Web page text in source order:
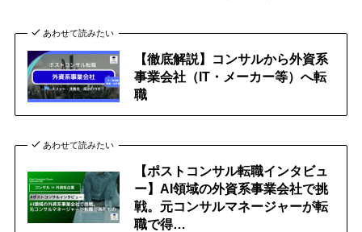
あわせて読みたい
【徹底解説】コンサルから外資系
事業会社（IT・メーカー等）へ転
職
あわせて読みたい
【ポストコンサル転職インタビュ
ー】AI領域の外資系事業会社で挑
戦。元コンサルマネージャーが転
職で得…